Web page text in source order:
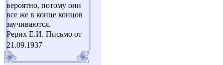
вероятно, потому они
все же в конце концов
заучиваются.
Рерих Е.И. Письмо от
21.09.1937